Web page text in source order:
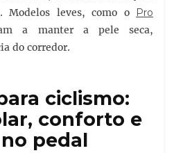
Modelos leves, como o
Pro
a manter a pele seca,
do corredor.
ciclismo:
conforto e
pedal